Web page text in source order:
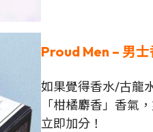
Proud Men – 男
如果覺得香水/古龍
「柑橘麝香」香氣
立即加分！